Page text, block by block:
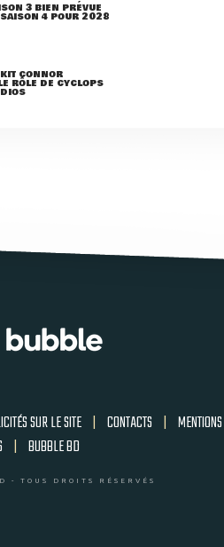
3 BIEN PRÉVUE
4 POUR 2028
CONNOR
RÔLE DE CYCLOPS
SUR LE SITE | CONTACTS | MENTIONS
| BUBBLE BD
TOUS DROITS RÉSERVÉS